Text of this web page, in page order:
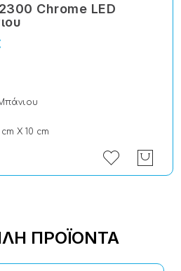
Chrome LED
X 10 cm
ΠΡΟΪΌΝΤΑ